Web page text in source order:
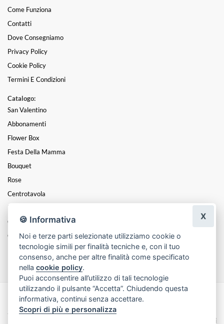
Come Funziona
Contatti
Dove Consegniamo
Privacy Policy
Cookie Policy
Termini E Condizioni
Catalogo:
San Valentino
Abbonamenti
Flower Box
Festa Della Mamma
Bouquet
Rose
Centrotavola
Mazzi
Coroncine
Composizioni
Funebre
Made with byInfoser.it- Realizzazione Siti ecommerce per Fioristi
2026
Termini e Condizioni
🍪 Informativa
Noi e terze parti selezionate utilizziamo cookie o
tecnologie simili per finalità tecniche e, con il tuo
consenso, anche per altre finalità come specificato
nellacookie policy.
Puoi acconsentire all’utilizzo di tali tecnologie
utilizzando il pulsante “Accetta”. Chiudendo questa
informativa, continui senza accettare.
Scopri di più e personalizza
X